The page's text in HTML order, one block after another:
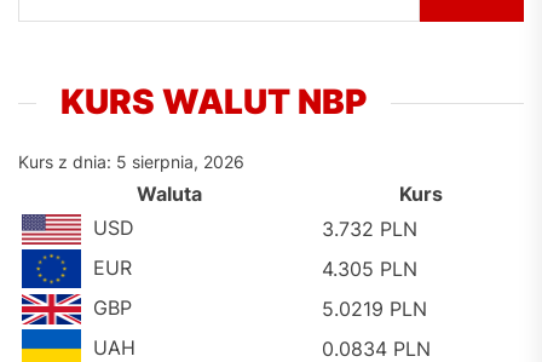
KURS WALUT NBP
Kurs z dnia: 5 sierpnia, 2026
Waluta
Kurs
USD
3.732 PLN
EUR
4.305 PLN
GBP
5.0219 PLN
UAH
0.0834 PLN